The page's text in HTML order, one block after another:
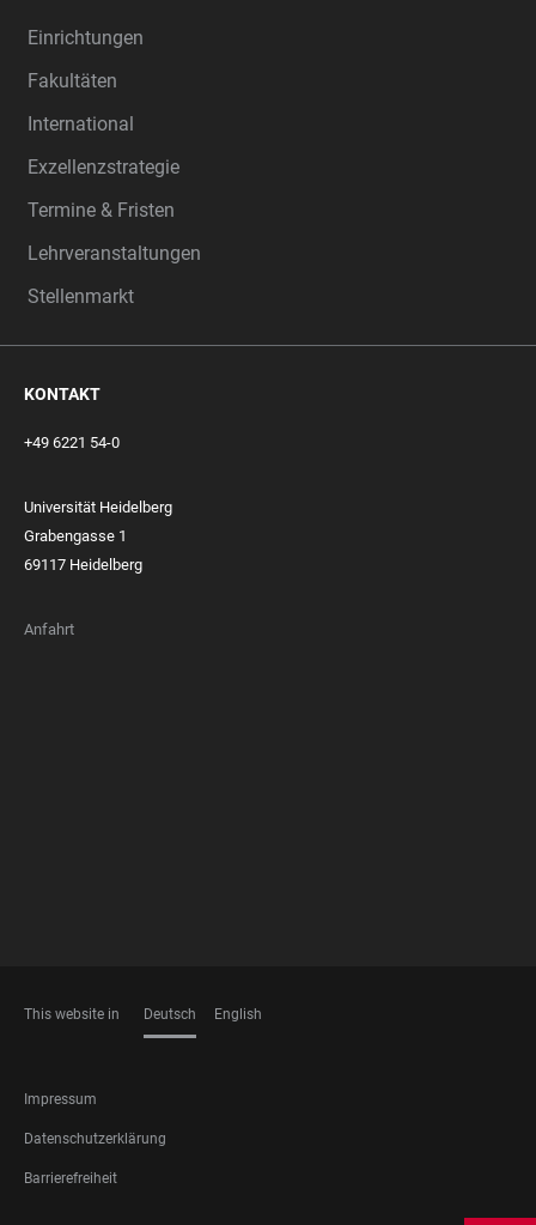
Einrichtungen
Fakultäten
International
Exzellenzstrategie
Termine & Fristen
Lehrveranstaltungen
Stellenmarkt
KONTAKT
+49 6221 54-0
Universität Heidelberg
Grabengasse 1
69117 Heidelberg
Anfahrt
This website in Deutsch English
FOOTER
LEGAL
Impressum
Datenschutzerklärung
Barrierefreiheit